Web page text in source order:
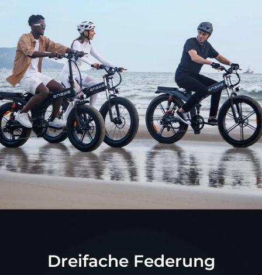
Dreifache Federung